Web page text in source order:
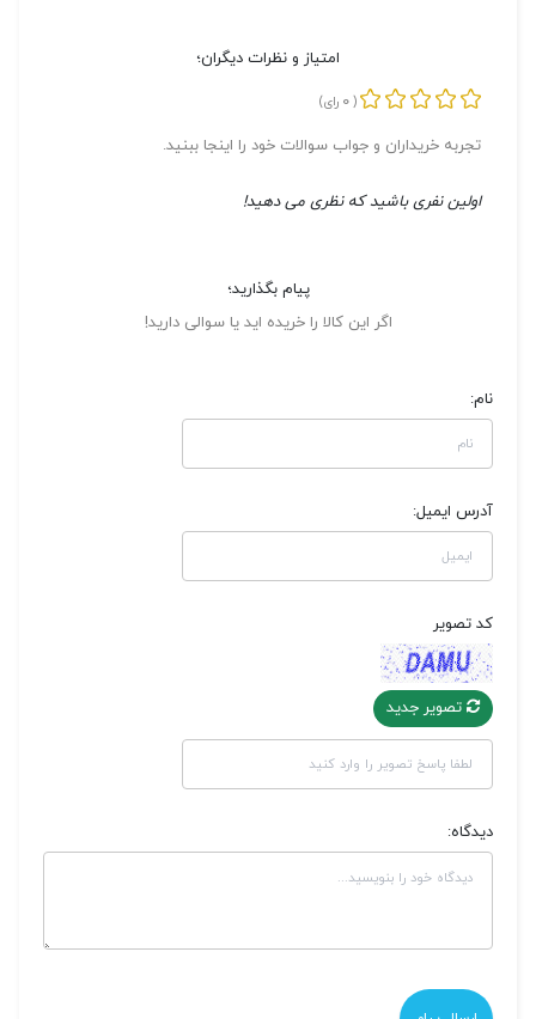
امتیاز و نظرات دیگران؛
(
0 رای)
تجربه خریداران و جواب سوالات خود را اینجا ببنید.
اولین نفری باشید که نظری می دهید!
پیام بگذارید؛
اگر این کالا را خریده اید یا سوالی دارید!
نام:
آدرس ایمیل:
کد تصویر
تصویر جدید
دیدگاه: